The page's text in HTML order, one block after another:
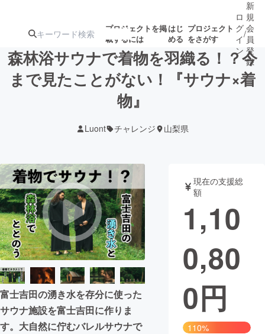
プロジェクトを掲
載するには
はじ
める
プロジェクト
をさがす
注目の新着プロ
テクノロジー・ガジェット
映像・映画 書籍・雑誌
ビジネス・起業 チャレンジ
まちづくり・地域活性化
CAMPFIRE for Social Good
CAMPFIRE Creation
ロ
グ
イ
ン
/
新
規
会
員
登
録
森林浴サウナで着物を羽織る！？今
まで見たことがない！『サウナ×着
物』
Luont チャレンジ 山梨県
富士吉田の湧き水を存分に使った
サウナ施設を富士吉田に作りま
す。大自然に佇むバレルサウナで
現在の支援総
額
1,10
0,80
0円
110%